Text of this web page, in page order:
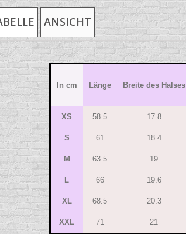
ANSICHT
In cm Länge Breite des Halses
XS 58.5 17.8
S 61 18.4
M 63.5 19
L 66 19.6
XL 68.5 20.3
XXL 71 21